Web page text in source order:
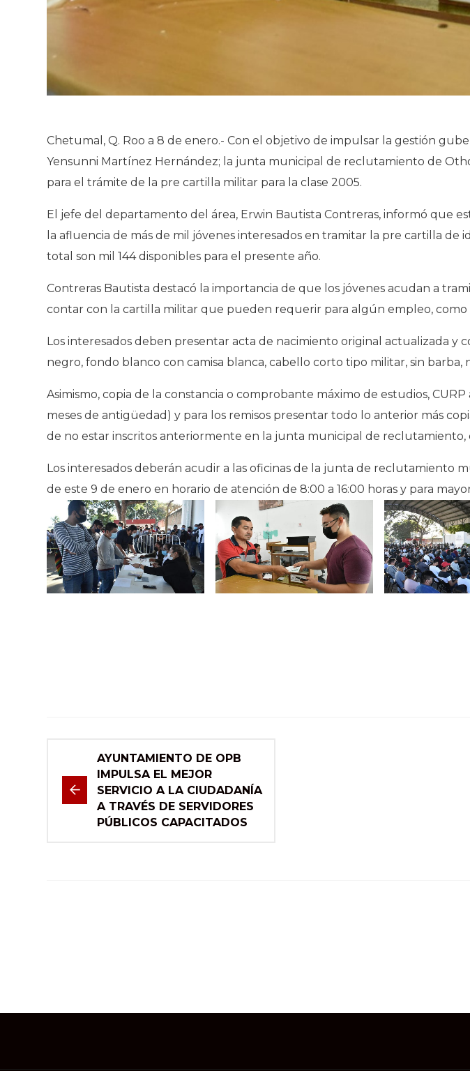
Chetumal, Q. Roo a 8 de enero.- Con el objetivo de impulsar la gestión
Yensunni Martínez Hernández; la junta municipal de reclutamiento de
para el trámite de la pre cartilla militar para la clase 2005.
El jefe del departamento del área, Erwin Bautista Contreras, informó que
la afluencia de más de mil jóvenes interesados en tramitar la pre cartilla
total son mil 144 disponibles para el presente año.
Contreras Bautista destacó la importancia de que los jóvenes acudan a
contar con la cartilla militar que pueden requerir para algún empleo, como
Los interesados deben presentar acta de nacimiento original actualizada
negro, fondo blanco con camisa blanca, cabello corto tipo militar, sin barba,
Asimismo, copia de la constancia o comprobante máximo de estudios,
meses de antigüedad) y para los remisos presentar todo lo anterior más
de no estar inscritos anteriormente en la junta municipal de reclutamiento,
Los interesados deberán acudir a las oficinas de la junta de reclutamiento
de este 9 de enero en horario de atención de 8:00 a 16:00 horas y para
AYUNTAMIENTO DE OPB
IMPULSA EL MEJOR
SERVICIO A LA CIUDADANÍA
A TRAVÉS DE SERVIDORES
PÚBLICOS CAPACITADOS